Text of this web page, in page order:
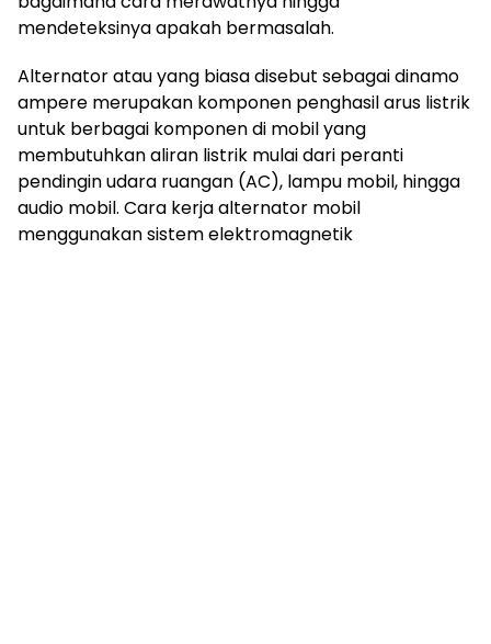
mendeteksinya apakah bermasalah.
Alternator atau yang biasa disebut sebagai dinamo
ampere merupakan komponen penghasil arus listrik
untuk berbagai komponen di mobil yang
membutuhkan aliran listrik mulai dari peranti
pendingin udara ruangan (AC), lampu mobil, hingga
audio mobil. Cara kerja alternator mobil
menggunakan sistem elektromagnetik